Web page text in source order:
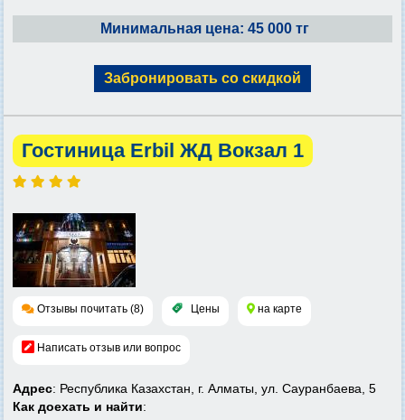
Минимальная цена: 45 000 тг
Забронировать со скидкой
Гостиница Erbil ЖД Вокзал 1
Отзывы почитать (8) Цены на карте
Написать отзыв или вопрос
Адрес: Республика Казахстан, г. Алматы, ул. Сауранбаева, 5
Как доехать и найти: